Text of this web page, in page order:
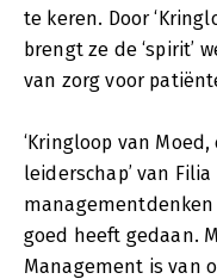
te keren. Door
brengt ze de ‘spirit’
van zorg voor
‘Kringloop van
leiderschap’ van
goed heeft gedaan.
Management is van